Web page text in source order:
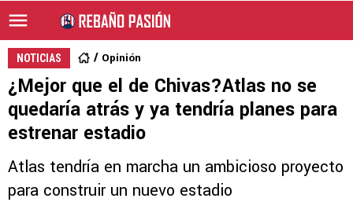
NOTICIAS Opinión
¿Mejor que el de Chivas?Atlas no se
quedaría atrás y ya tendría planes para
estrenar estadio
Atlas tendría en marcha un ambicioso proyecto
para construir un nuevo estadio